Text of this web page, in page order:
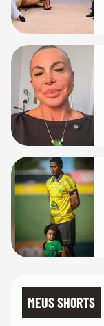
MEUS SHORTS